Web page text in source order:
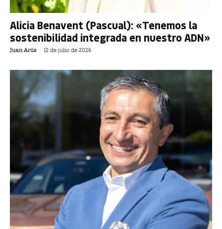
Alicia Benavent (Pascual): «Tenemos la
sostenibilidad integrada en nuestro ADN»
Juan Arús - 12 de julio de 2026